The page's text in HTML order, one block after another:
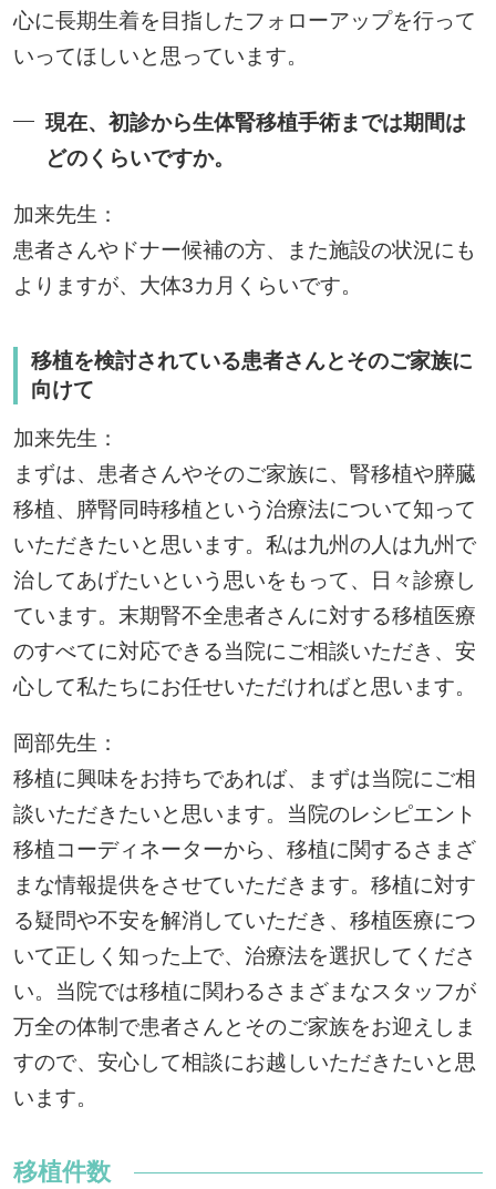
心に長期生着を目指したフォローアップを行って
いってほしいと思っています。
現在、初診から生体腎移植手術までは期間は
どのくらいですか。
加来先生：
患者さんやドナー候補の方、また施設の状況にも
よりますが、大体3カ月くらいです。
移植を検討されている患者さんとそのご家族に
向けて
加来先生：
まずは、患者さんやそのご家族に、腎移植や膵臓
移植、膵腎同時移植という治療法について知って
いただきたいと思います。私は九州の人は九州で
治してあげたいという思いをもって、日々診療し
ています。末期腎不全患者さんに対する移植医療
のすべてに対応できる当院にご相談いただき、安
心して私たちにお任せいただければと思います。
岡部先生：
移植に興味をお持ちであれば、まずは当院にご相
談いただきたいと思います。当院のレシピエント
移植コーディネーターから、移植に関するさまざ
まな情報提供をさせていただきます。移植に対す
る疑問や不安を解消していただき、移植医療につ
いて正しく知った上で、治療法を選択してくださ
い。当院では移植に関わるさまざまなスタッフが
万全の体制で患者さんとそのご家族をお迎えしま
すので、安心して相談にお越しいただきたいと思
います。
移植件数